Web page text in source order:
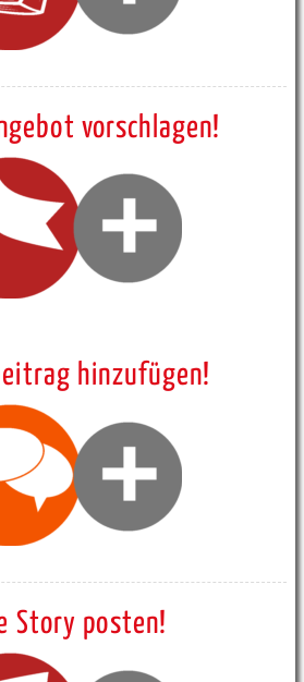
vorschlagen!
hinzufügen!
Story posten!